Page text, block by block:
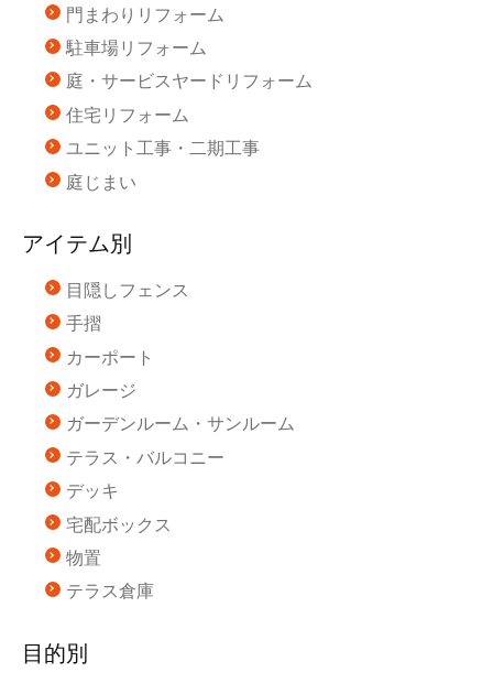
門まわりリフォーム
駐車場リフォーム
庭・サービスヤードリフォーム
住宅リフォーム
ユニット工事・二期工事
庭じまい
アイテム別
目隠しフェンス
手摺
カーポート
ガレージ
ガーデンルーム・サンルーム
テラス・バルコニー
デッキ
宅配ボックス
物置
テラス倉庫
目的別